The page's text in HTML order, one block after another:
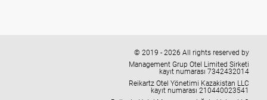
© 2019 - 2026 All rights reserved by
Management Grup Otel Limited Sirketi
kayıt numarası 7342432014
Reikartz Otel Yönetimi Kazakistan LLC
kayıt numarası 210440023541